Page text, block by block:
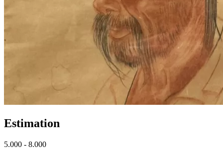
Estimation
5.000 - 8.000